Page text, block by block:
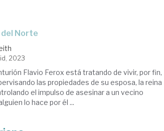
Norte
2023
Flavio Ferox está tratando de vivir, por fin,
las propiedades de su esposa, la reina
el impulso de asesinar a un vecino
lo hace por él ...